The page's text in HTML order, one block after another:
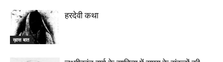
ख़ास बात
हरदेवी कथा